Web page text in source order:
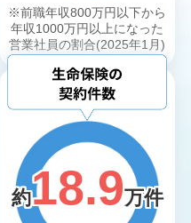
※前職年収800万円以下から
年収1000万円以上になった
営業社員の割合(2025年1月)
約18.9万件